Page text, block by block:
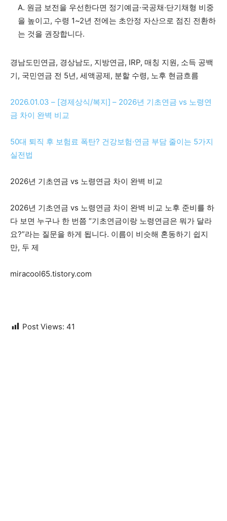
A. 원금 보전을 우선한다면 정기예금·국공채·단기채형 비중
을 높이고, 수령 1~2년 전에는 초안정 자산으로 점진 전환하
는 것을 권장합니다.
경남도민연금, 경상남도, 지방연금, IRP, 매칭 지원, 소득 공백
기, 국민연금 전 5년, 세액공제, 분할 수령, 노후 현금흐름
2026.01.03 – [경제상식/복지] – 2026년 기초연금 vs 노령연
금 차이 완벽 비교
50대 퇴직 후 보험료 폭탄? 건강보험·연금 부담 줄이는 5가지
실전법
2026년 기초연금 vs 노령연금 차이 완벽 비교
2026년 기초연금 vs 노령연금 차이 완벽 비교 노후 준비를 하
다 보면 누구나 한 번쯤 “기초연금이랑 노령연금은 뭐가 달라
요?”라는 질문을 하게 됩니다. 이름이 비슷해 혼동하기 쉽지
만, 두 제
miracool65.tistory.com
Post Views: 41